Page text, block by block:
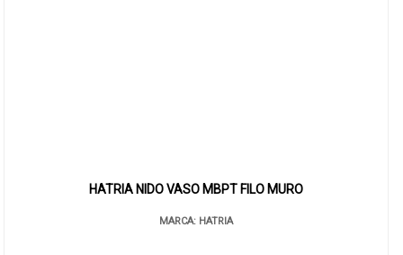
HATRIA NIDO VASO MBPT FILO MURO
MARCA: HATRIA